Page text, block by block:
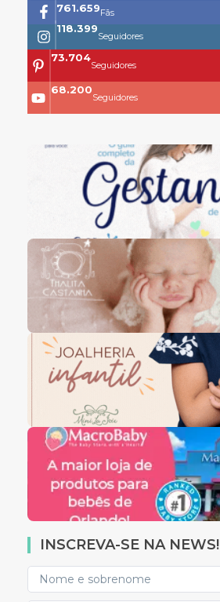
761.659Fãs
118.399
Seguidores
73.704
Seguidores
68.200
Seguidores
INSCREVA-SE NA NEWS!